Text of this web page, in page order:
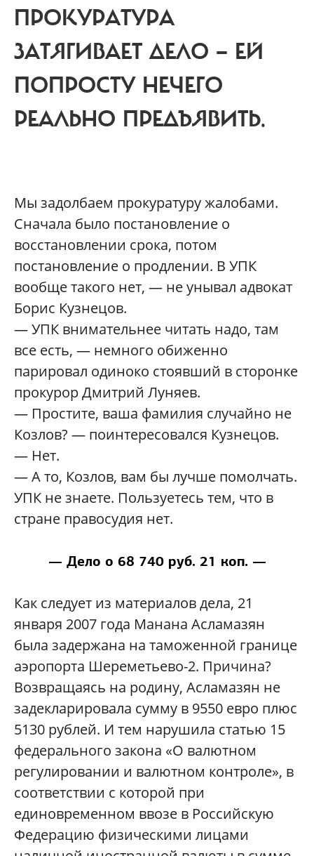
ПРОКУРАТУРА
ЗАТЯГИВАЕТ ДЕЛО — ЕЙ
ПОПРОСТУ НЕЧЕГО
РЕАЛЬНО ПРЕДЪЯВИТЬ.
Мы задолбаем прокуратуру жалобами.
Сначала было постановление о
восстановлении срока, потом
постановление о продлении. В УПК
вообще такого нет, — не унывал адвокат
Борис Кузнецов.
— УПК внимательнее читать надо, там
все есть, — немного обиженно
парировал одиноко стоявший в сторонке
прокурор Дмитрий Луняев.
— Простите, ваша фамилия случайно не
Козлов? — поинтересовался Кузнецов.
— Нет.
— А то, Козлов, вам бы лучше помолчать.
УПК не знаете. Пользуетесь тем, что в
стране правосудия нет.
— Дело о 68 740 руб. 21 коп. —
Как следует из материалов дела, 21
января 2007 года Манана Асламазян
была задержана на таможенной границе
аэропорта Шереметьево-2. Причина?
Возвращаясь на родину, Асламазян не
задекларировала сумму в 9550 евро плюс
5130 рублей. И тем нарушила статью 15
федерального закона «О валютном
регулировании и валютном контроле», в
соответствии с которой при
единовременном ввозе в Российскую
Федерацию физическими лицами